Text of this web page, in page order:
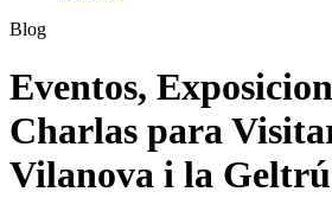
Blog
Eventos,
Charlas para
Vilanova i la Geltrú